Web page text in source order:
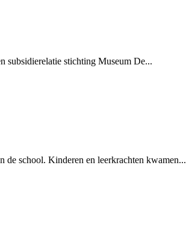
subsidierelatie stichting Museum De...
de school. Kinderen en leerkrachten kwamen...